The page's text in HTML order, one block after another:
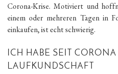
Corona-Krise. Motiviert und
einem oder mehreren Tagen in
einkaufen, ist echt schwierig.
ICH HABE SEIT
LAUFKUNDSCHAFT